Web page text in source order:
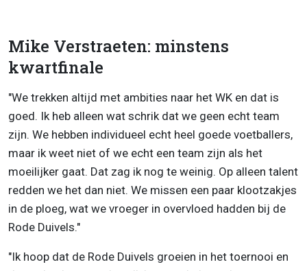
Mike Verstraeten: minstens
kwartfinale
"We trekken altijd met ambities naar het WK en dat is
goed. Ik heb alleen wat schrik dat we geen echt team
zijn. We hebben individueel echt heel goede voetballers,
maar ik weet niet of we echt een team zijn als het
moeilijker gaat. Dat zag ik nog te weinig. Op alleen talent
redden we het dan niet. We missen een paar klootzakjes
in de ploeg, wat we vroeger in overvloed hadden bij de
Rode Duivels."
"Ik hoop dat de Rode Duivels groeien in het toernooi en